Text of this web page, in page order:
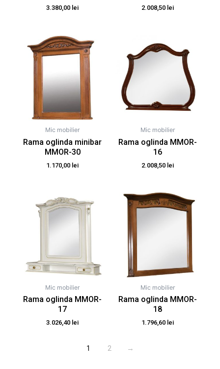
3.380,00 lei 2.008,50 lei
Mic mobilier
Rama oglinda minibar
MMOR-30
1.170,00 lei
Mic mobilier
Rama oglinda MMOR-
16
2.008,50 lei
Mic mobilier
Rama oglinda MMOR-
17
3.026,40 lei
Mic mobilier
Rama oglinda MMOR-
18
1.796,60 lei
1 2 →